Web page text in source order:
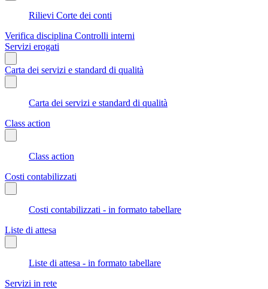
Rilievi Corte dei conti
Verifica disciplina Controlli interni
Servizi erogati
Carta dei servizi e standard di qualità
Carta dei servizi e standard di qualità
Class action
Class action
Costi contabilizzati
Costi contabilizzati - in formato tabellare
Liste di attesa
Liste di attesa - in formato tabellare
Servizi in rete